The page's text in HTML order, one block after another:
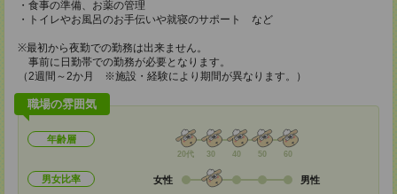
・食事の準備、お薬の管理
・トイレやお風呂のお手伝いや就寝のサポート など
※最初から夜勤での勤務は出来ません。
事前に日勤帯での勤務が必要となります。
（2週間～2か月 ※施設・経験により期間が異なります。）
職場の雰囲気
年齢層
20代 30 40 50 60
男女比率 女性 男性